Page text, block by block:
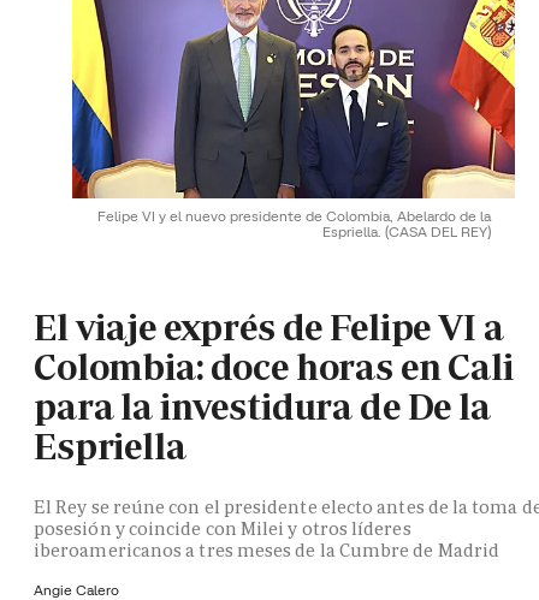
Felipe VI y el nuevo presidente de Colombia, Abelardo de la
Espriella. (CASA DEL REY)
El viaje exprés de Felipe VI a
Colombia: doce horas en Cali
para la investidura de De la
Espriella
El Rey se reúne con el presidente electo antes de la toma
posesión y coincide con Milei y otros líderes
iberoamericanos a tres meses de la Cumbre de Madrid
Angie Calero